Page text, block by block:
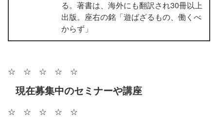
る。著書は、海外にも翻訳され30冊以上
出版。座右の銘「遊ばざるもの、働くべ
からず」
☆ ☆ ☆ ☆ ☆
現在募集中のセミナーや講座
☆ ☆ ☆ ☆ ☆